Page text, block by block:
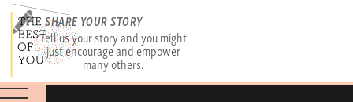
SHARE YOUR STORY
Tell us your story and you might
just encourage and empower
many others.